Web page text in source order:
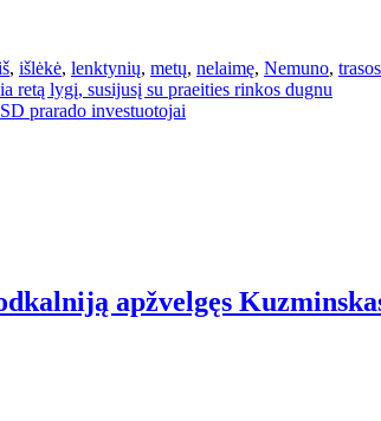
, išlėkė, lenktynių, metų, nelaimę, Nemuno, trasos
retą lygį, susijusį su praeities rinkos dugnu
prarado investuotojai
apžvelgęs